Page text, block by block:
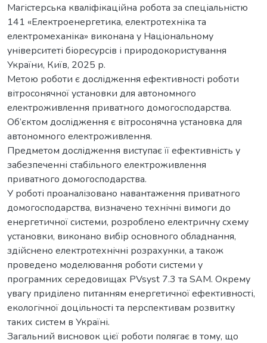
Магістерська кваліфікаційна робота за спеціальністю
141 «Електроенергетика, електротехніка та
електромеханіка» виконана у Національному
університеті біоресурсів і природокористування
України, Київ, 2025 р.
Метою роботи є дослідження ефективності роботи
вітросонячної установки для автономного
електроживлення приватного домогосподарства.
Об’єктом дослідження є вітросонячна установка для
автономного електроживлення.
Предметом дослідження виступає її ефективність у
забезпеченні стабільного електроживлення
приватного домогосподарства.
У роботі проаналізовано навантаження приватного
домогосподарства, визначено технічні вимоги до
енергетичної системи, розроблено електричну схему
установки, виконано вибір основного обладнання,
здійснено електротехнічні розрахунки, а також
проведено моделювання роботи системи у
програмних середовищах PVsyst 7.3 та SAM. Окрему
увагу приділено питанням енергетичної ефективності,
екологічної доцільності та перспективам розвитку
таких систем в Україні.
Загальний висновок цієї роботи полягає в тому, що